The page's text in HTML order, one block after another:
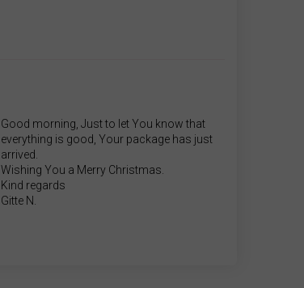
Good morning, Just to let You know that
everything is good, Your package has just
arrived.
Wishing You a Merry Christmas.
Kind regards
Gitte N.